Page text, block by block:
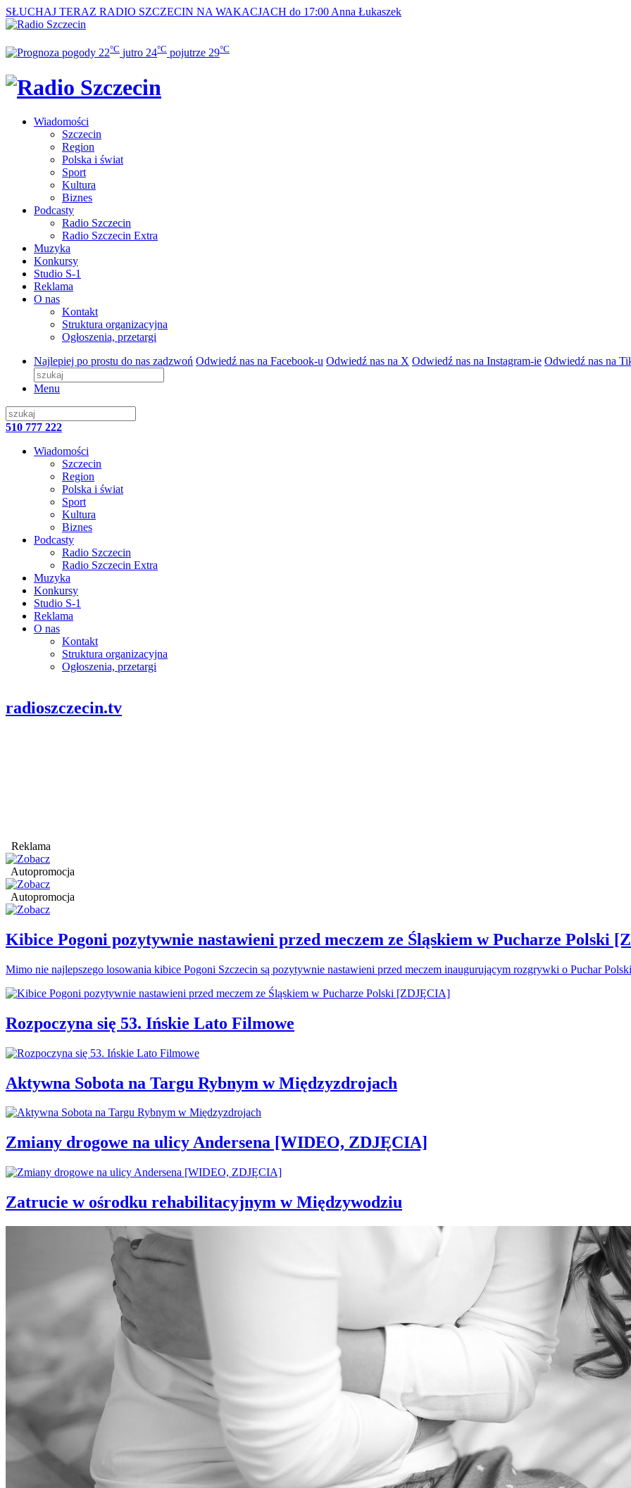
SŁUCHAJ TERAZ RADIO SZCZECIN NA WAKACJACH do 17:00 Anna Łukaszek
22°C jutro 24°C pojutrze 29°C
Wiadomości
Szczecin
Region
Polska i świat
Sport
Kultura
Biznes
Podcasty
Radio Szczecin
Radio Szczecin Extra
Muzyka
Konkursy
Studio S-1
Reklama
O nas
Kontakt
Struktura organizacyjna
Ogłoszenia, przetargi
Najlepiej po prostu do nas zadzwoń Odwiedź nas na Facebook-u Odwiedź nas na X Odwiedź nas na Instagram-ie Odwiedź nas na
Menu
510 777 222
Wiadomości
Szczecin
Region
Polska i świat
Sport
Kultura
Biznes
Podcasty
Radio Szczecin
Radio Szczecin Extra
Muzyka
Konkursy
Studio S-1
Reklama
O nas
Kontakt
Struktura organizacyjna
Ogłoszenia, przetargi
radioszczecin.tv
Reklama
Autopromocja
Autopromocja
Kibice Pogoni pozytywnie nastawieni przed meczem ze Śląskiem w Pucharze Polski
Mimo nie najlepszego losowania kibice Pogoni Szczecin są pozytywnie nastawieni przed meczem inaugurującym rozgrywki o Puchar
Rozpoczyna się 53. Ińskie Lato Filmowe
Aktywna Sobota na Targu Rybnym w Międzyzdrojach
Zmiany drogowe na ulicy Andersena [WIDEO, ZDJĘCIA]
Zatrucie w ośrodku rehabilitacyjnym w Międzywodziu